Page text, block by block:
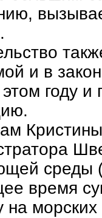
и в
году и
среды
время
на морских